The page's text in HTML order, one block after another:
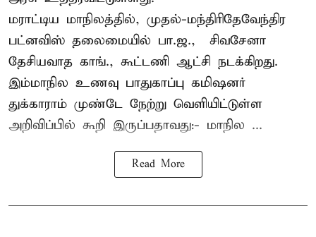
மராட்டிய மாநிலத்தில், முதல்-மந்திரிதேவேந்திர
பட்னவிஸ் தலைமையில் பா.ஜ., – சிவசேனா –
தேசியவாத காங்., கூட்டணி ஆட்சி நடக்கிறது.
இம்மாநில உணவு பாதுகாப்பு கமிஷனர்
துக்காராம் முண்டே நேற்று வெளியிட்டுள்ள
அறிவிப்பில் கூறி இருப்பதாவது:- மாநில ...
Read More